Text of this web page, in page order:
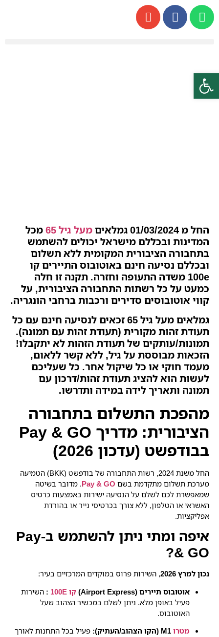
החל מ 01/03/2024 גמלאים מעל גיל 65
מכל
המדינות ובכללם מישראל יכולים להשתמש
בתחבורה הציבורית המקומית ללא תשלום
ובכללם נסיעה חינם באוטובוס התיירים קו
100e משדה התעופה וחזרה. תקנה זו חלה
כמעט על כל רשתות התחבורה הציבורית, על
קווי אוטובוסים סדירים ורכבות ברחבי הונגריה.
גמלאים מעל גיל 65 זכאים לנסיעה חינם עם כל
תעודת זהות מקורית (תעודת זהות עם תמונה).
תמונות/עותקים של תעודת הזהות לא יתקבלו!
הזכאות מבוססת על גיל, ללא קשר ללאום,
מעמד חוקי או כל שיקול אחר. כל שעליכם
לעשות הוא להציג תעודת זהות/דרכון עם
תמונה ותאריך לידה במידה ותדרשו.
מהפכת התשלום בתחבורה
הציבורית: מדריך Pay & GO
בבודפשט (עדכון 2026)
החל משנת 2024, רשות התחבורה של בודפשט (BKK) הטמיעה
מערכת תשלום מתקדמת בשם Pay & GO. מדובר בשיטה
שמאפשרת לכם לשלם על הנסיעה ישירות באמצעות כרטיס
האשראי או הטלפון, ללא צורך בכרטיסי נייר או בהורדת
אפליקציות.
איפה ומתי ניתן להשתמש ב-Pay
& GO?
נכון למרץ 2026
, השירות פרוס במוקדים המרכזיים בעיר:
אוטובוס תיירים (Airport Express)
קו 100E : השירות
פעיל באופן מלא. ניתן לשלם במכשיר הצהוב שעל
האוטובוס.
מטרו M1 (הקו הצהוב/העתיק):
פעיל בכל התחנות לאורך
פתח סרגל נגישות